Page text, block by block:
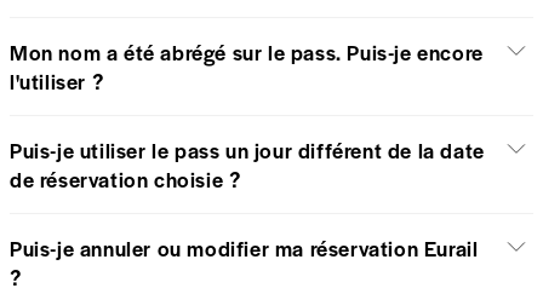
Mon nom a été abrégé sur le pass. Puis-je encore
l'utiliser ?
Puis-je utiliser le pass un jour différent de la date
de réservation choisie ?
Puis-je annuler ou modifier ma réservation Eurail
?